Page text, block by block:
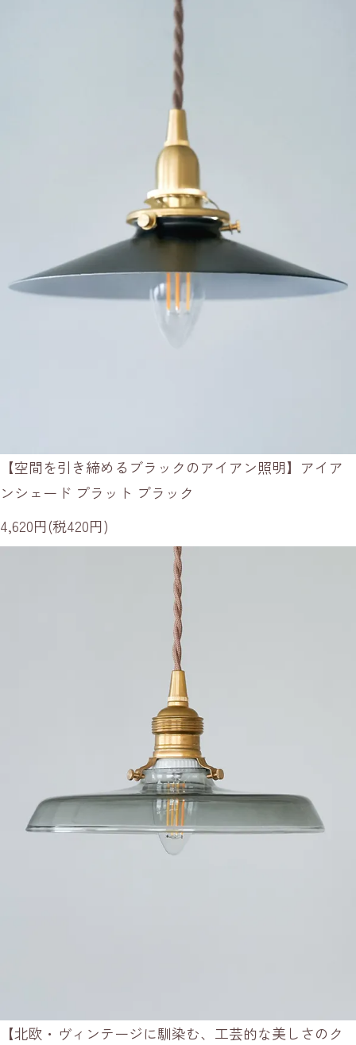
【空間を引き締めるブラックのアイアン照明】アイア
ンシェード プラット ブラック
4,620円(税420円)
【北欧・ヴィンテージに馴染む、工芸的な美しさのク